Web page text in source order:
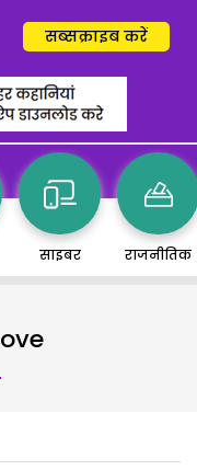
सब्सक्राइब करें
साइबर राजनीतिक